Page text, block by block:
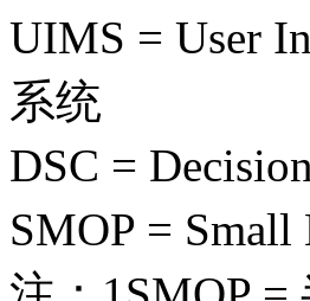
UIMS = User
系统
DSC =
SMOP =